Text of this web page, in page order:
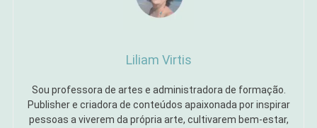
Liliam Virtis
Sou professora de artes e administradora de formação.
Publisher e criadora de conteúdos apaixonada por inspirar
pessoas a viverem da própria arte, cultivarem bem-estar,